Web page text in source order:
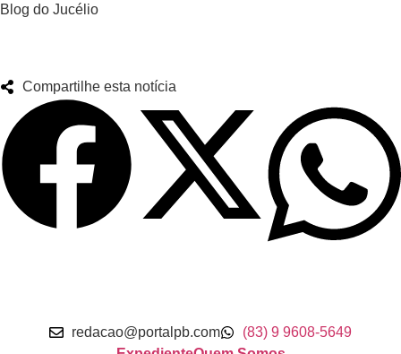
Blog do Jucélio
Compartilhe esta notícia
redacao@portalpb.com
(83) 9 9608-5649